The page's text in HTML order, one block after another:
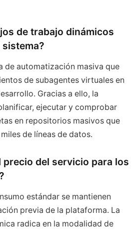
de trabajo dinámicos
de automatización masiva que
de subagentes virtuales en
Gracias a ello, la
ejecutar y comprobar
en repositorios masivos que
de líneas de datos.
precio del servicio para los
estándar se mantienen
previa de la plataforma. La
radica en la modalidad de